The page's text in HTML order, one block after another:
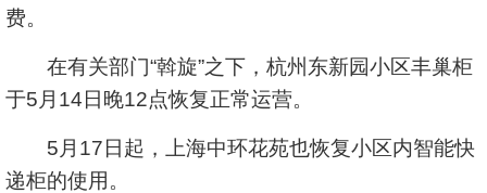
费。
在有关部门“斡旋”之下，杭州东新园小区丰巢柜
于5月14日晚12点恢复正常运营。
5月17日起，上海中环花苑也恢复小区内智能快
递柜的使用。